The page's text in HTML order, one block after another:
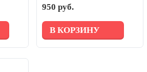
950 руб.
В КОРЗИНУ